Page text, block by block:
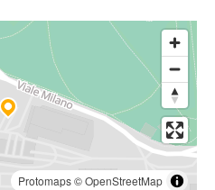
Protomaps©OpenStreetMap